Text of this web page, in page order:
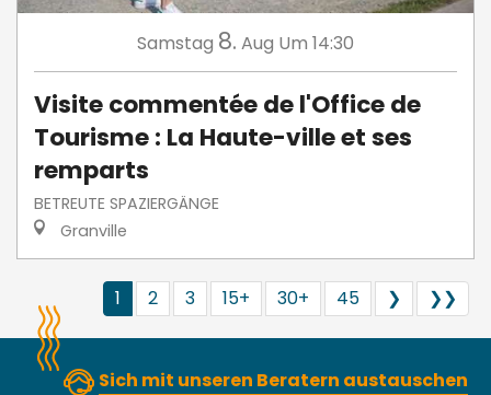
Samstag 8. Aug Um 14:30
Visite commentée de l'Office de
Tourisme : La Haute-ville et ses
remparts
BETREUTE SPAZIERGÄNGE
Granville
1 2 3 15+ 30+ 45 ❯ ❯❯
Sich mit unseren Beratern austauschen